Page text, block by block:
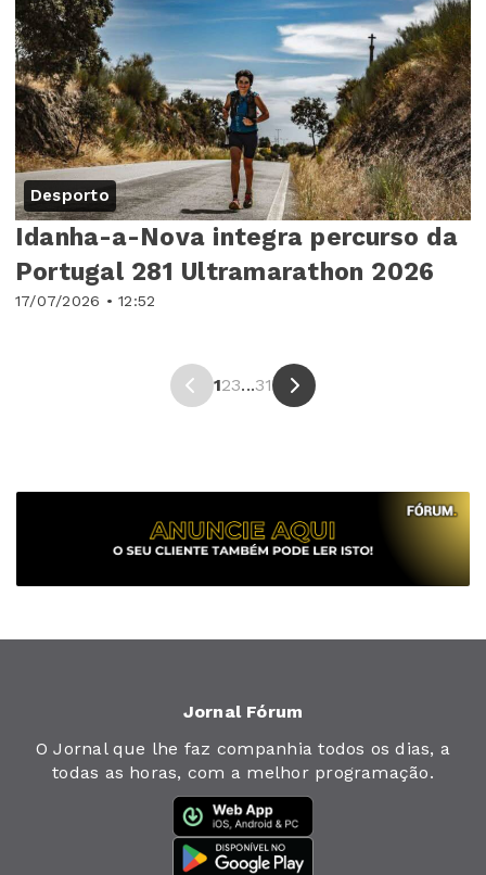
Desporto
17/07/2026 • 12:52
Idanha-a-Nova integra percurso da
Portugal 281 Ultramarathon 2026
123...31
Jornal Fórum
O Jornal que lhe faz companhia todos os dias, a
todas as horas, com a melhor programação.